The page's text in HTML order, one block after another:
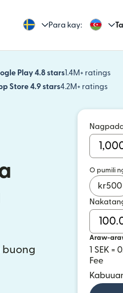
Para kay:
Play 4.8 stars1.4M+ ratings
Store 4.9 stars4.2M+ ratings
buong
O pumili
kr500
Araw-
1 SEK =
Fee